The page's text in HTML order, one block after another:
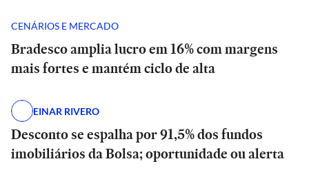
CENÁRIOS E MERCADO
Bradesco amplia lucro em 16% com margens
mais fortes e mantém ciclo de alta
EINAR RIVERO
Desconto se espalha por 91,5% dos fundos
imobiliários da Bolsa; oportunidade ou alerta